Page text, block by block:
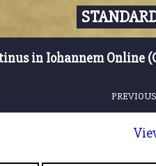
in Iohannem Online